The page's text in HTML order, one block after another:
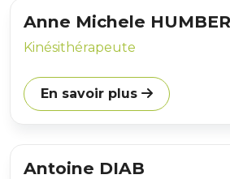
Anne Michele
Kinésithérapeute
En savoir plus
Antoine DIAB